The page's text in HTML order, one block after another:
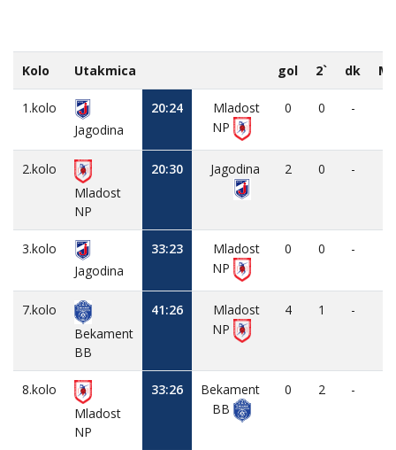
Kolo Utakmica gol 2` dk
1.kolo
Jagodina
20:24
Mladost
NP
0 0 -
2.kolo
Mladost
NP
20:30 Jagodina 2 0 -
3.kolo
Jagodina
33:23
Mladost
NP
0 0 -
7.kolo
Bekament
BB
41:26
Mladost
NP
4 1 -
8.kolo
Mladost
NP
33:26
Bekament
BB
0 2 -